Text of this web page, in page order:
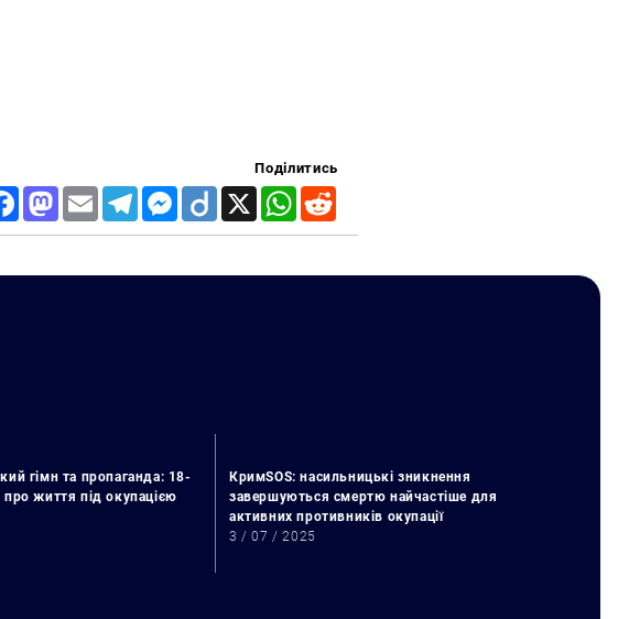
Поділитись
FacebookMastodon
Email TelegramMessenger
Diigo X WhatsApp
гімн та пропаганда: 18-
про життя під окупацією
КримSOS: насильницькі зникнення
завершуються смертю найчастіше для
активних противників окупації
3 / 07 / 2025